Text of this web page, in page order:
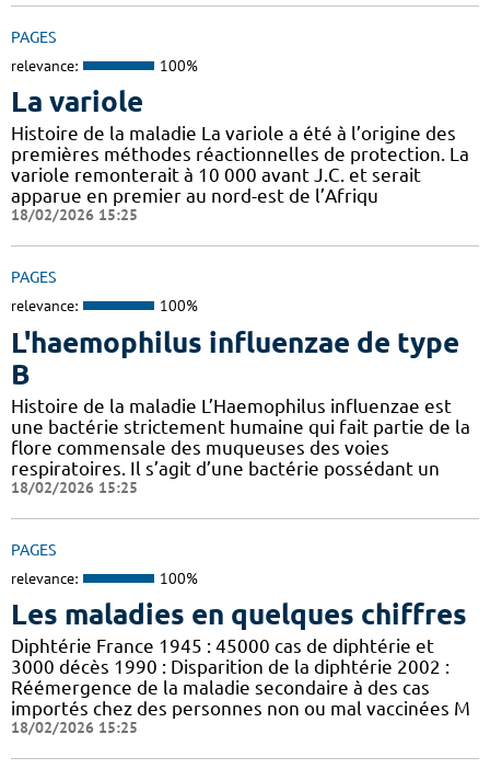
PAGES
relevance: 100%
La variole
Histoire de la maladie La variole a été à l’origine des
premières méthodes réactionnelles de protection. La
variole remonterait à 10 000 avant J.C. et serait
apparue en premier au nord-est de l’Afriqu
18/02/2026 15:25
PAGES
relevance: 100%
L'haemophilus influenzae de type
B
Histoire de la maladie L’Haemophilus influenzae est
une bactérie strictement humaine qui fait partie de la
flore commensale des muqueuses des voies
respiratoires. Il s’agit d’une bactérie possédant un
18/02/2026 15:25
PAGES
relevance: 100%
Les maladies en quelques chiffres
Diphtérie France 1945 : 45000 cas de diphtérie et
3000 décès 1990 : Disparition de la diphtérie 2002 :
Réémergence de la maladie secondaire à des cas
importés chez des personnes non ou mal vaccinées M
18/02/2026 15:25